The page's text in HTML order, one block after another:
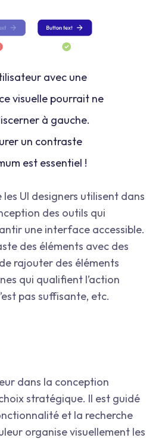
avec une
visuelle pourrait ne
à gauche.
un contraste
est essentiel !
les UI designers utilisent dans
des outils qui
une interface accessible.
des éléments avec des
rajouter des éléments
qui qualifient l’action
pas suffisante, etc.
dans la conception
stratégique. Il est guidé
et la recherche
organise visuellement les